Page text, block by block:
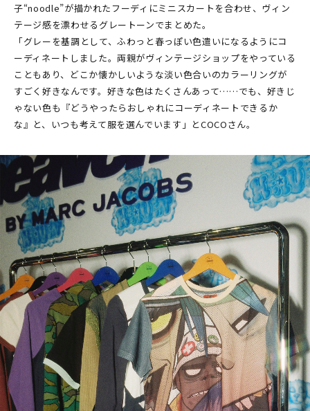
子“noodle”が描かれたフーディにミニスカートを合わせ、ヴィン
テージ感を漂わせるグレートーンでまとめた。
「グレーを基調として、ふわっと春っぽい色遣いになるようにコ
ーディネートしました。両親がヴィンテージショップをやっている
こともあり、どこか懐かしいような淡い色合いのカラーリングが
すごく好きなんです。好きな色はたくさんあって……でも、好きじ
ゃない色も『どうやったらおしゃれにコーディネートできるか
な』と、いつも考えて服を選んでいます」とCOCOさん。